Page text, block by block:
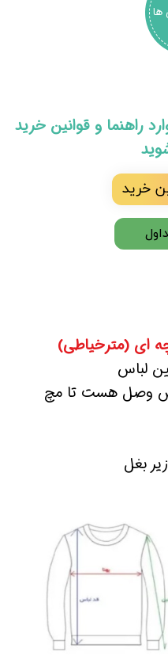
ها
راهنما و قوانین خرید
خرید
ای (مترخیاطی)
لباس
وصل هست تا مچ
بغل